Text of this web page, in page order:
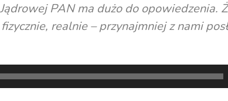
PAN ma dużo do opowiedzenia.
realnie – przynajmniej z nami